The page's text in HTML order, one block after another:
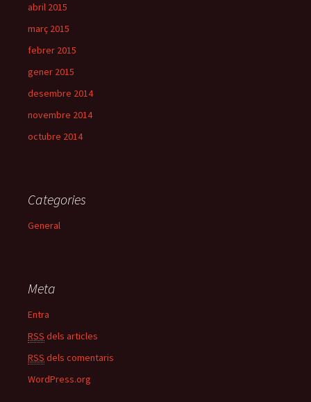
abril 2015
març 2015
febrer 2015
gener 2015
desembre 2014
novembre 2014
octubre 2014
Categories
General
Meta
Entra
RSS dels articles
RSS dels comentaris
WordPress.org